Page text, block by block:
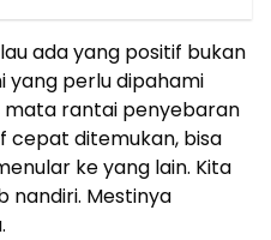
ada yang positif bukan
yang perlu dipahami
mata rantai penyebaran
cepat ditemukan, bisa
ke yang lain. Kita
nandiri. Mestinya